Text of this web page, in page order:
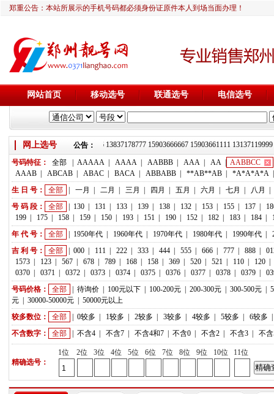
郑重公告：本站所展示的手机号码都必须身份证原件本人到场当面办理！
网站首页 移动选号 联通选号 电信选号
网上选号 公告：
靓号推荐：18236933666 13837178777 15903666667 15903661111
号码特征： 全部 AAAAA AAAA AABBB AAA AA AABBCC
AAAB
ABCAB ABAC BACA ABBABB **AB**AB *A*A*A*A
生 日 号：
全部 一月 二月 三月 四月 五月 六月 七月 八月
号 码 段：
全部 130 131 133 139 138 132 153 155 137
199
175 158 159 150 193 151 190 152 182 183 184
年 代 号：
全部 1950年代 1960年代 1970年代 1980年代 1990年代
吉 利 号：
全部 000 111 222 333 444 555 666 777 888
1573
123 567 678 789 168 158 369 520 521 110 120
0370
0371 0372 0373 0374 0375 0376 0377 0378 0379
号码价格：
全部 待询价 100元以下 100-200元 200-300元 300-500元
元
30000-50000元
50000元以上
较多数位：
全部 0较多 1较多 2较多 3较多 4较多 5较多 6较多
不含数字：
全部 不含4 不含7 不含4和7 不含0 不含2 不含3 不
精确选号：
1位 2位 3位 4位 5位 6位 7位 8位 9位 10位 11位